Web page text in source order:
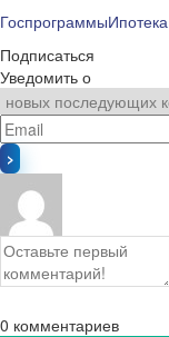
ГоспрограммыИпотека
Подписаться
Уведомить о
0 комментариев